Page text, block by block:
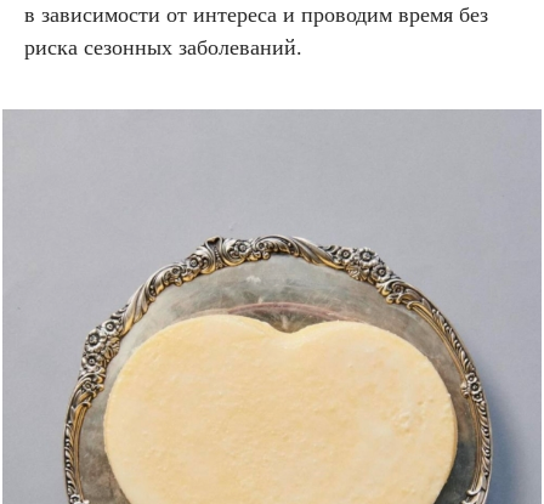
в зависимости от интереса и проводим время без
риска сезонных заболеваний.